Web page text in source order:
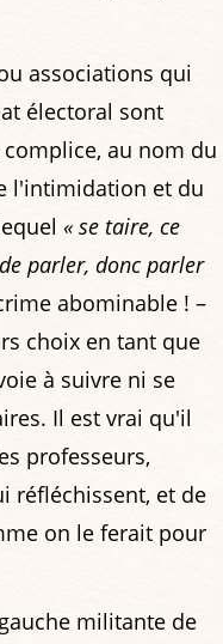
associations qui
électoral sont
au nom du
l'intimidation et du
« se taire, ce
parler, donc parler
abominable ! –
choix en tant que
à suivre ni se
Il est vrai qu'il
professeurs,
réfléchissent, et de
on le ferait pour
militante de